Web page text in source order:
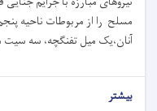
مسلح را از مربوطات ناحیه
آنان،یک میل تفنگچه، سه سیت
بیشتر